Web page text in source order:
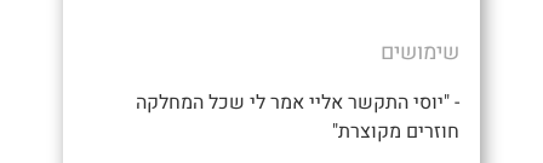
שימושים
- "יוסי התקשר אליי אמר לי שכל המחלקה
חוזרים מקוצרת"